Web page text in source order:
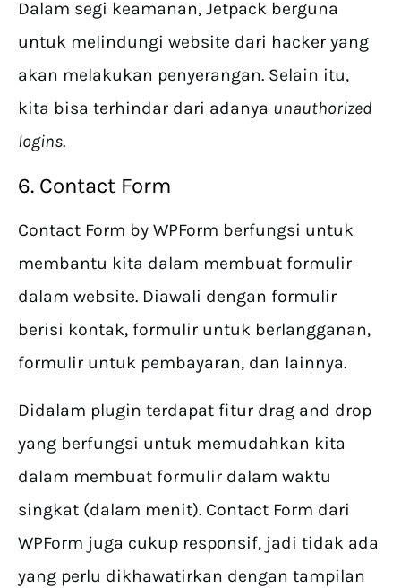
Dalam segi keamanan, Jetpack berguna
untuk melindungi website dari hacker yang
akan melakukan penyerangan. Selain itu,
kita bisa terhindar dari adanya unauthorized
logins.
6. Contact Form
Contact Form by WPForm berfungsi untuk
membantu kita dalam membuat formulir
dalam website. Diawali dengan formulir
berisi kontak, formulir untuk berlangganan,
formulir untuk pembayaran, dan lainnya.
Didalam plugin terdapat fitur drag and drop
yang berfungsi untuk memudahkan kita
dalam membuat formulir dalam waktu
singkat (dalam menit). Contact Form dari
WPForm juga cukup responsif, jadi tidak ada
yang perlu dikhawatirkan dengan tampilan